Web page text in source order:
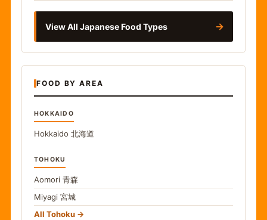
View All Japanese Food Types →
FOOD BY AREA
HOKKAIDO
Hokkaido 北海道
TOHOKU
Aomori 青森
Miyagi 宮城
All Tohoku